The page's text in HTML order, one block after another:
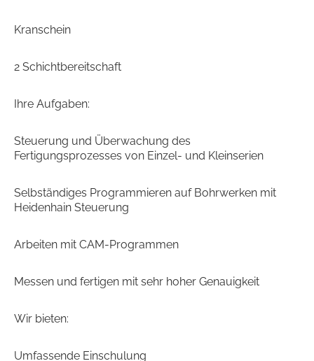
Kranschein
2 Schichtbereitschaft
Ihre Aufgaben:
Steuerung und Überwachung des
Fertigungsprozesses von Einzel- und Kleinserien
Selbständiges Programmieren auf Bohrwerken mit
Heidenhain Steuerung
Arbeiten mit CAM-Programmen
Messen und fertigen mit sehr hoher Genauigkeit
Wir bieten:
Umfassende Einschulung